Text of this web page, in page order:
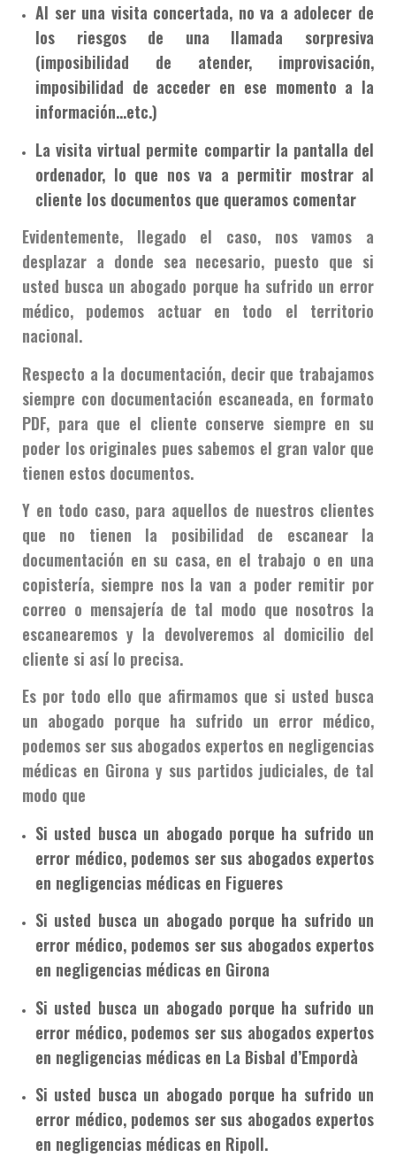
Al ser una visita concertada, no va a adolecer de
los riesgos de una llamada sorpresiva
(imposibilidad de atender, improvisación,
imposibilidad de acceder en ese momento a la
información…etc.)
La visita virtual permite compartir la pantalla del
ordenador, lo que nos va a permitir mostrar al
cliente los documentos que queramos comentar
Evidentemente, llegado el caso, nos vamos a
desplazar a donde sea necesario, puesto que si
usted busca un abogado porque ha sufrido un error
médico, podemos actuar en todo el territorio
nacional.
Respecto a la documentación, decir que trabajamos
siempre con documentación escaneada, en formato
PDF, para que el cliente conserve siempre en su
poder los originales pues sabemos el gran valor que
tienen estos documentos.
Y en todo caso, para aquellos de nuestros clientes
que no tienen la posibilidad de escanear la
documentación en su casa, en el trabajo o en una
copistería, siempre nos la van a poder remitir por
correo o mensajería de tal modo que nosotros la
escanearemos y la devolveremos al domicilio del
cliente si así lo precisa.
Es por todo ello que afirmamos que si usted busca
un abogado porque ha sufrido un error médico,
podemos ser sus abogados expertos en negligencias
médicas en Girona y sus partidos judiciales, de tal
modo que
Si usted busca un abogado porque ha sufrido un
error médico, podemos ser sus abogados expertos
en negligencias médicas en Figueres
Si usted busca un abogado porque ha sufrido un
error médico, podemos ser sus abogados expertos
en negligencias médicas en Girona
Si usted busca un abogado porque ha sufrido un
error médico, podemos ser sus abogados expertos
en negligencias médicas en La Bisbal d’Empordà
Si usted busca un abogado porque ha sufrido un
error médico, podemos ser sus abogados expertos
en negligencias médicas en Ripoll.